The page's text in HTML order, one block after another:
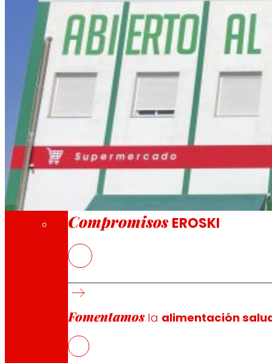
Somos por y para las personas. Descubre
Fundación
A través de nuestra Fundación
Compromisos
Compromisos EROSKI
Fomentamosla alimentación
Se trata de supermercados de
EROSKI cuenta ya con más de 25
ha inaugurado hoy un nuevo supermercado
Badajoz. Se trata de última innovación en formatos